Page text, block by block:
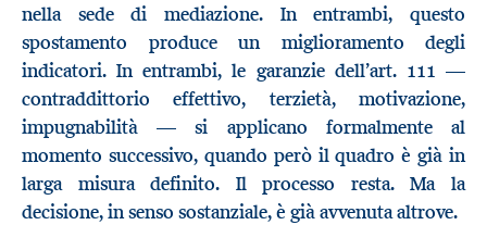
nella sede di mediazione. In entrambi, questo
spostamento produce un miglioramento degli
indicatori. In entrambi, le garanzie dell’art. 111 —
contraddittorio effettivo, terzietà, motivazione,
impugnabilità — si applicano formalmente al
momento successivo, quando però il quadro è già in
larga misura definito. Il processo resta. Ma la
decisione, in senso sostanziale, è già avvenuta altrove.